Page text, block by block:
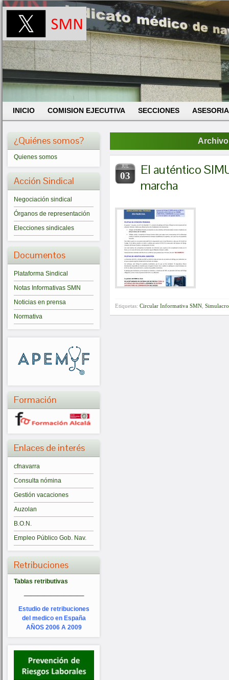
INICIO COMISION EJECUTIVA SECCIONES
¿Quiénes somos?
Quienes somos
Acción Sindical
Negociación sindical
Órganos de representación
Elecciones sindicales
Documentos
Plataforma Sindical
Notas Informativas SMN
Noticias en prensa
Normativa
Formación
Enlaces de interés
cfnavarra
Consulta nómina
Gestión vacaciones
Auzolan
B.O.N.
Empleo Público Gob. Nav.
Retribuciones
Tablas retributivas
Estudio de retribuciones
del medico en España
AÑOS 2006 A 2009
JUL
03
El auténtico
marcha
Etiquetas: Circular Informativa SMN